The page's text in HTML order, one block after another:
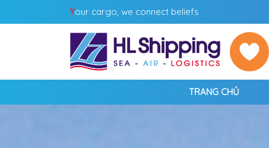
Your cargo, we connect beliefs
TRANG CHỦ